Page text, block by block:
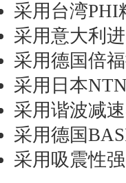
采用台湾PHI
采用意大利
采用德国倍
采用日本
采用谐波减
采用德国
采用吸震性